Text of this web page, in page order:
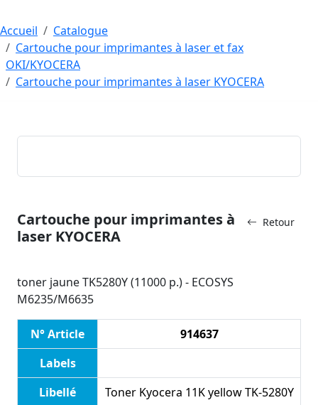
Accueil
Catalogue
Cartouche pour imprimantes à laser et fax
OKI/KYOCERA
Cartouche pour imprimantes à laser KYOCERA
Retour
Cartouche pour imprimantes à
laser KYOCERA
toner jaune TK5280Y (11000 p.) - ECOSYS
M6235/M6635
N° Article
914637
Labels
Libellé
Toner Kyocera 11K yellow TK-5280Y